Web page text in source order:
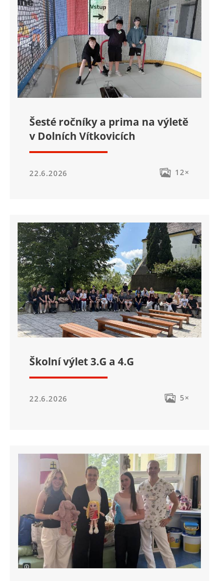
Šesté ročníky a prima na výletě
v Dolních Vítkovicích
22.6.2026 12×
Školní výlet 3.G a 4.G
22.6.2026 5×